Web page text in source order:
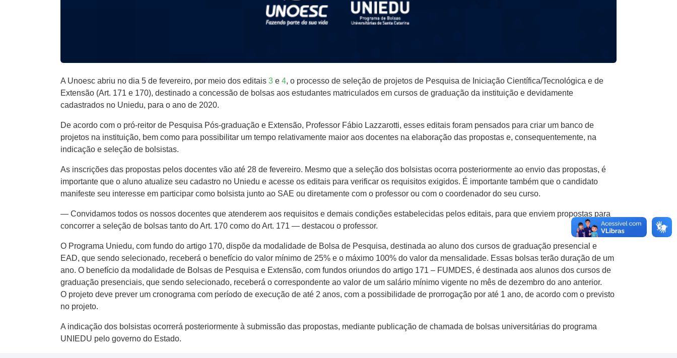
A Unoesc abriu no dia 5 de fevereiro, por meio dos editais 3 e 4, o processo de seleção de projetos de Pesquisa de Iniciação Científica/Tecnológica e de
Extensão (Art. 171 e 170), destinado a concessão de bolsas aos estudantes matriculados em cursos de graduação da instituição e devidamente
cadastrados no Uniedu, para o ano de 2020.
De acordo com o pró-reitor de Pesquisa Pós-graduação e Extensão, Professor Fábio Lazzarotti, esses editais foram pensados para criar um banco de
projetos na instituição, bem como para possibilitar um tempo relativamente maior aos docentes na elaboração das propostas e, consequentemente, na
indicação e seleção de bolsistas.
As inscrições das propostas pelos docentes vão até 28 de fevereiro. Mesmo que a seleção dos bolsistas ocorra posteriormente ao envio das propostas, é
importante que o aluno atualize seu cadastro no Uniedu e acesse os editais para verificar os requisitos exigidos. É importante também que o candidato
manifeste seu interesse em participar como bolsista junto ao SAE ou diretamente com o professor ou com o coordenador do seu curso.
— Convidamos todos os nossos docentes que atenderem aos requisitos e demais condições estabelecidas pelos editais, para que enviem propostas para
concorrer a seleção de bolsas tanto do Art. 170 como do Art. 171 — destacou o professor.
O Programa Uniedu, com fundo do artigo 170, dispõe da modalidade de Bolsa de Pesquisa, destinada ao aluno dos cursos de graduação presencial e
EAD, que sendo selecionado, receberá o benefício do valor mínimo de 25% e o máximo 100% do valor da mensalidade. Essas bolsas terão duração de um
ano. O benefício da modalidade de Bolsas de Pesquisa e Extensão, com fundos oriundos do artigo 171 – FUMDES, é destinada aos alunos dos cursos de
graduação presenciais, que sendo selecionado, receberá o correspondente ao valor de um salário mínimo vigente no mês de dezembro do ano anterior.
O projeto deve prever um cronograma com período de execução de até 2 anos, com a possibilidade de prorrogação por até 1 ano, de acordo com o previsto
no projeto.
A indicação dos bolsistas ocorrerá posteriormente à submissão das propostas, mediante publicação de chamada de bolsas universitárias do programa
UNIEDU pelo governo do Estado.